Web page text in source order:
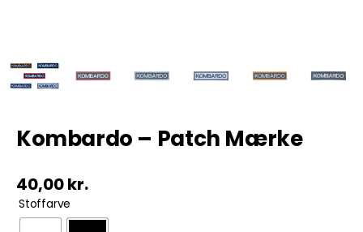
ØL & Spiritus
Rodkasse/Tilbud
Kombardo – Patch Mærke
40,00kr.
Stoffarve